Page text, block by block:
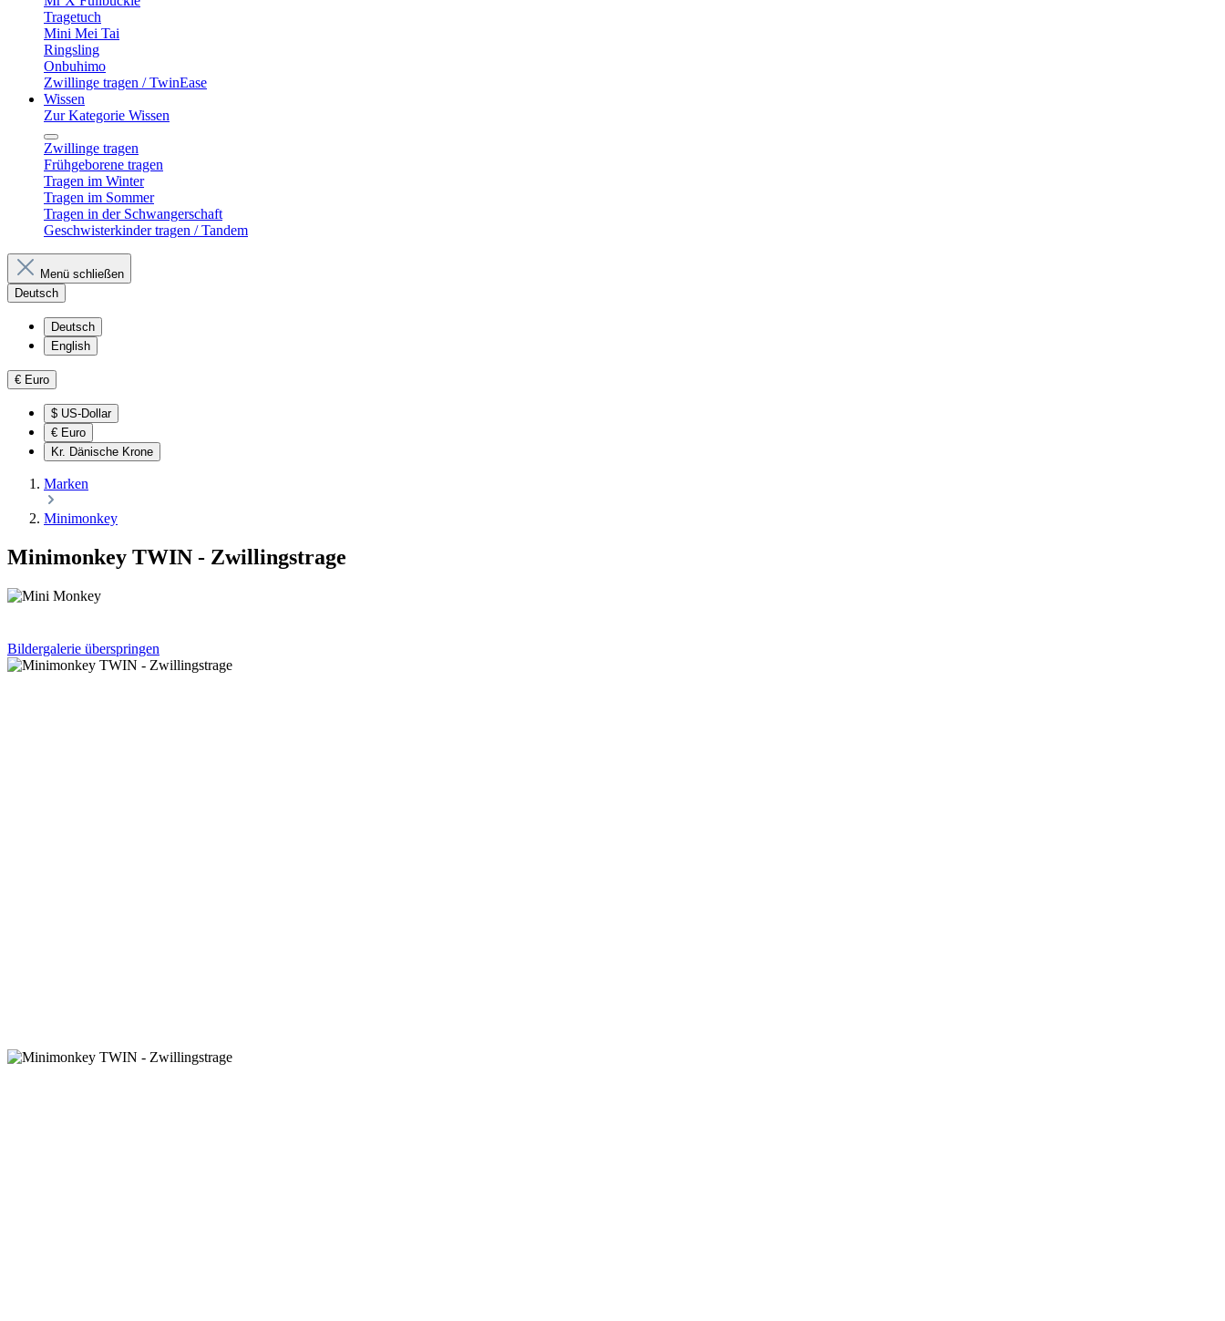
Tragetuch
Mini Mei Tai
Ringsling
Onbuhimo
Zwillinge tragen / TwinEase
Wissen
Zur Kategorie Wissen
Zwillinge tragen
Frühgeborene tragen
Tragen im Winter
Tragen im Sommer
Tragen in der Schwangerschaft
Geschwisterkinder tragen / Tandem
Menü schließen
Deutsch
Deutsch
English
€ Euro
$ US-Dollar
€ Euro
Kr. Dänische Krone
Marken
Minimonkey
Minimonkey TWIN - Zwillingstrage
Bildergalerie überspringen